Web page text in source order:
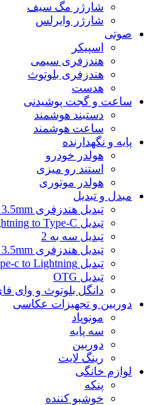
شارژر مگ سیف
شارژر وایرلس
صوتی
اسپیکر
هندزفری سیمی
هندزفری بلوتوث
هدست
ساعت و گجت پوشیدنی
دستبند هوشمند
ساعت هوشمند
پایه و نگهدارنده
هولدر خودرو
استند رو میزی
هولدر موتوری
مبدل و تبدیل
تبدیل هندزفری Lightning to 3.5mm
تبدیل Lightning to Type-C
تبدیل سه به 2
تبدیل هندزفری Type-C to 3.5mm
تبدیل Type-c to Lightning
تبدیل OTG
دانگل بلوتوث و وای
دوربین و تجهیزات عکاسی
مونوپاد
سه پایه
دوربین
رینگ لایت
لوازم خانگی
پنکه
خوشبو کننده